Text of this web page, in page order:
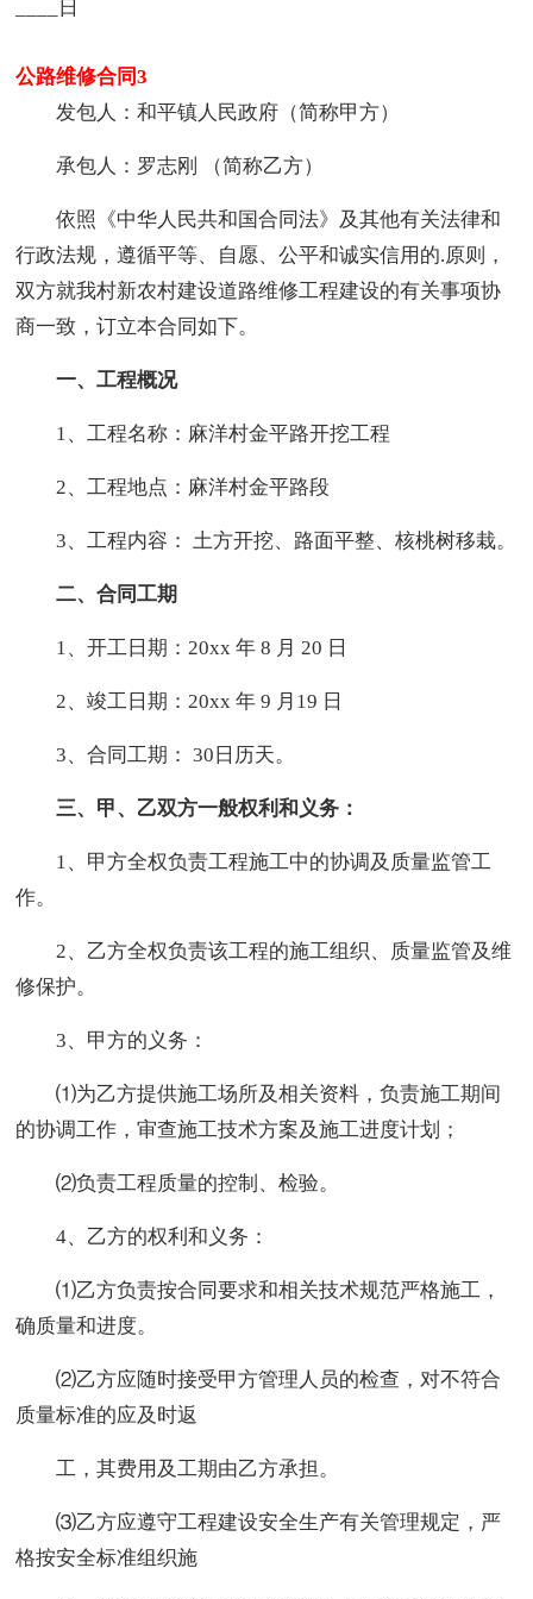
____日
公路维修合同3
发包人：和平镇人民政府（简称甲方）
承包人：罗志刚 （简称乙方）
依照《中华人民共和国合同法》及其他有关法律和
行政法规，遵循平等、自愿、公平和诚实信用的.原则，
双方就我村新农村建设道路维修工程建设的有关事项协
商一致，订立本合同如下。
一、工程概况
1、工程名称：麻洋村金平路开挖工程
2、工程地点：麻洋村金平路段
3、工程内容： 土方开挖、路面平整、核桃树移栽。
二、合同工期
1、开工日期：20xx 年 8 月 20 日
2、竣工日期：20xx 年 9 月19 日
3、合同工期： 30日历天。
三、甲、乙双方一般权利和义务：
1、甲方全权负责工程施工中的协调及质量监管工
作。
2、乙方全权负责该工程的施工组织、质量监管及维
修保护。
3、甲方的义务：
⑴为乙方提供施工场所及相关资料，负责施工期间
的协调工作，审查施工技术方案及施工进度计划；
⑵负责工程质量的控制、检验。
4、乙方的权利和义务：
⑴乙方负责按合同要求和相关技术规范严格施工，
确质量和进度。
⑵乙方应随时接受甲方管理人员的检查，对不符合
质量标准的应及时返
工，其费用及工期由乙方承担。
⑶乙方应遵守工程建设安全生产有关管理规定，严
格按安全标准组织施